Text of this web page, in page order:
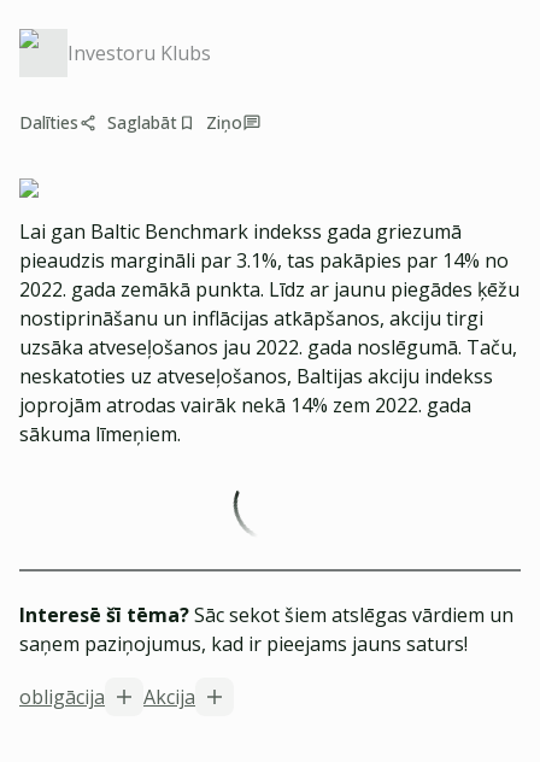
Investoru Klubs
Dalīties Saglabāt Ziņo
Lai gan Baltic Benchmark indekss gada griezumā
pieaudzis margināli par 3.1%, tas pakāpies par 14% no
2022. gada zemākā punkta. Līdz ar jaunu piegādes ķēžu
nostiprināšanu un inflācijas atkāpšanos, akciju tirgi
uzsāka atveseļošanos jau 2022. gada noslēgumā. Taču,
neskatoties uz atveseļošanos, Baltijas akciju indekss
joprojām atrodas vairāk nekā 14% zem 2022. gada
sākuma līmeņiem.
Interesē šī tēma?Sāc sekot šiem atslēgas vārdiem un
saņem paziņojumus, kad ir pieejams jauns saturs!
obligācija
Akcija